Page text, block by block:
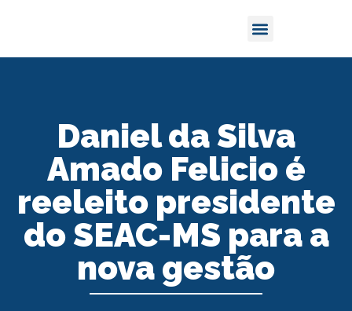
Daniel da Silva
Amado Felicio é
reeleito presidente
do SEAC-MS para a
nova gestão